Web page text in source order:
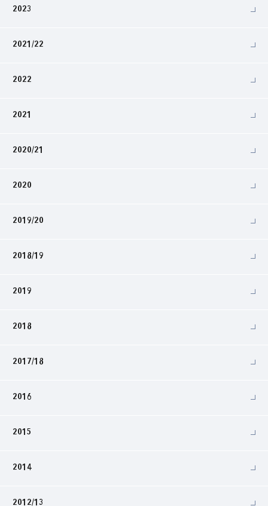
2023
2021/22
2022
2021
2020/21
2020
2019/20
2018/19
2019
2018
2017/18
2016
2015
2014
2012/13